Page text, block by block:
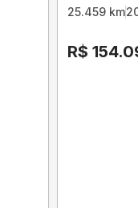
25.459 km
R$